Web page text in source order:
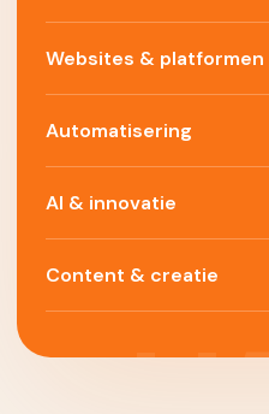
Websites & platformen
Automatisering
AI & innovatie
Content & creatie